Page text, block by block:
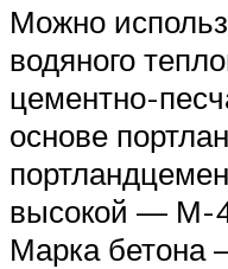
Можно
водяного
цементно-
основе
высокой — М-
Марка